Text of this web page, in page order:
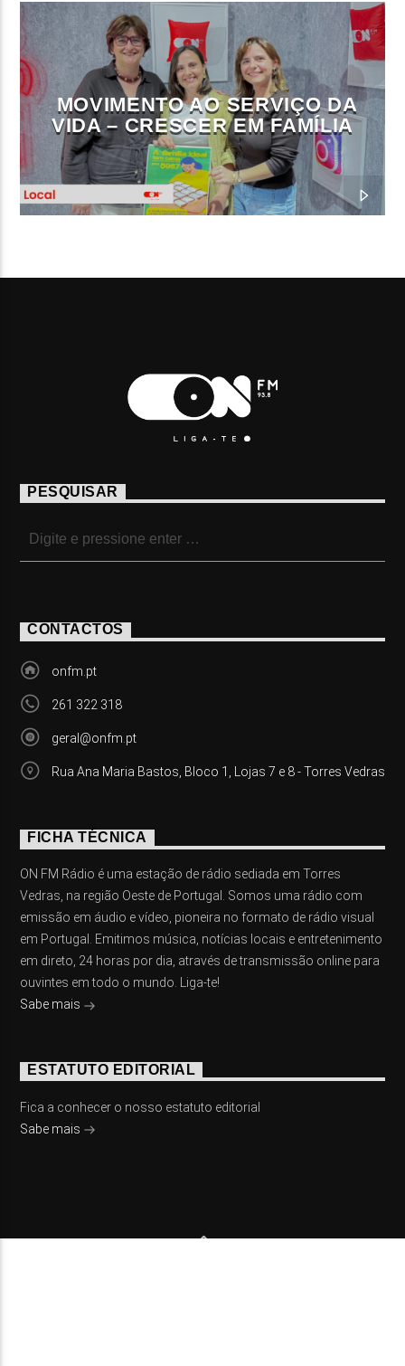
MOVIMENTO AO SERVIÇO DA
VIDA – CRESCER EM FAMÍLIA
PESQUISAR
CONTACTOS
onfm.pt
261 322 318
geral@onfm.pt
Rua Ana Maria Bastos, Bloco 1, Lojas 7 e 8 - Torres Vedras
FICHA TÉCNICA
ON FM Rádio é uma estação de rádio sediada em Torres
Vedras, na região Oeste de Portugal. Somos uma rádio com
emissão em áudio e vídeo, pioneira no formato de rádio visual
em Portugal. Emitimos música, notícias locais e entretenimento
em direto, 24 horas por dia, através de transmissão online para
ouvintes em todo o mundo. Liga-te!
Sabe mais
ESTATUTO EDITORIAL
Fica a conhecer o nosso estatuto editorial
Sabe mais